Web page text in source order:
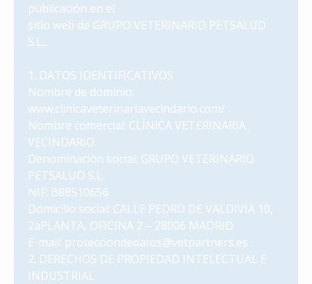
publicación en el
sitio web de GRUPO VETERINARIO PETSALUD
S.L..
1. DATOS IDENTIFICATIVOS
Nombre de dominio:
www.clinicaveterinariavecindario.com/
Nombre comercial: CLÍNICA VETERINARIA
VECINDARIO
Denominación social: GRUPO VETERINARIO
PETSALUD S.L.
NIF: B88510656
Domicilio social: CALLE PEDRO DE VALDIVIA 10,
2aPLANTA, OFICINA 2 – 28006 MADRID
E-mail: protecciondedatos@vetpartners.es
2. DERECHOS DE PROPIEDAD INTELECTUAL E
INDUSTRIAL